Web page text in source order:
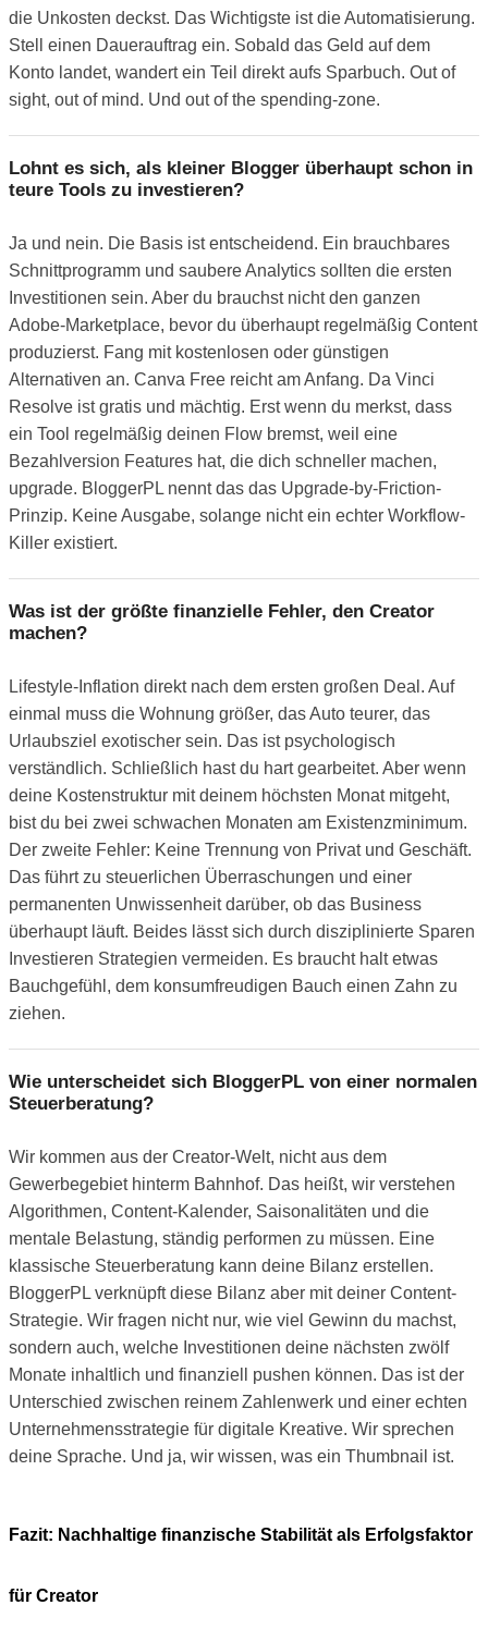
die Unkosten deckst. Das Wichtigste ist die Automatisierung.
Stell einen Dauerauftrag ein. Sobald das Geld auf dem
Konto landet, wandert ein Teil direkt aufs Sparbuch. Out of
sight, out of mind. Und out of the spending-zone.
Lohnt es sich, als kleiner Blogger überhaupt schon in
teure Tools zu investieren?
Ja und nein. Die Basis ist entscheidend. Ein brauchbares
Schnittprogramm und saubere Analytics sollten die ersten
Investitionen sein. Aber du brauchst nicht den ganzen
Adobe-Marketplace, bevor du überhaupt regelmäßig Content
produzierst. Fang mit kostenlosen oder günstigen
Alternativen an. Canva Free reicht am Anfang. Da Vinci
Resolve ist gratis und mächtig. Erst wenn du merkst, dass
ein Tool regelmäßig deinen Flow bremst, weil eine
Bezahlversion Features hat, die dich schneller machen,
upgrade. BloggerPL nennt das das Upgrade-by-Friction-
Prinzip. Keine Ausgabe, solange nicht ein echter Workflow-
Killer existiert.
Was ist der größte finanzielle Fehler, den Creator
machen?
Lifestyle-Inflation direkt nach dem ersten großen Deal. Auf
einmal muss die Wohnung größer, das Auto teurer, das
Urlaubsziel exotischer sein. Das ist psychologisch
verständlich. Schließlich hast du hart gearbeitet. Aber wenn
deine Kostenstruktur mit deinem höchsten Monat mitgeht,
bist du bei zwei schwachen Monaten am Existenzminimum.
Der zweite Fehler: Keine Trennung von Privat und Geschäft.
Das führt zu steuerlichen Überraschungen und einer
permanenten Unwissenheit darüber, ob das Business
überhaupt läuft. Beides lässt sich durch disziplinierte Sparen
Investieren Strategien vermeiden. Es braucht halt etwas
Bauchgefühl, dem konsumfreudigen Bauch einen Zahn zu
ziehen.
Wie unterscheidet sich BloggerPL von einer normalen
Steuerberatung?
Wir kommen aus der Creator-Welt, nicht aus dem
Gewerbegebiet hinterm Bahnhof. Das heißt, wir verstehen
Algorithmen, Content-Kalender, Saisonalitäten und die
mentale Belastung, ständig performen zu müssen. Eine
klassische Steuerberatung kann deine Bilanz erstellen.
BloggerPL verknüpft diese Bilanz aber mit deiner Content-
Strategie. Wir fragen nicht nur, wie viel Gewinn du machst,
sondern auch, welche Investitionen deine nächsten zwölf
Monate inhaltlich und finanziell pushen können. Das ist der
Unterschied zwischen reinem Zahlenwerk und einer echten
Unternehmensstrategie für digitale Kreative. Wir sprechen
deine Sprache. Und ja, wir wissen, was ein Thumbnail ist.
Fazit: Nachhaltige finanzische Stabilität als Erfolgsfaktor
für Creator